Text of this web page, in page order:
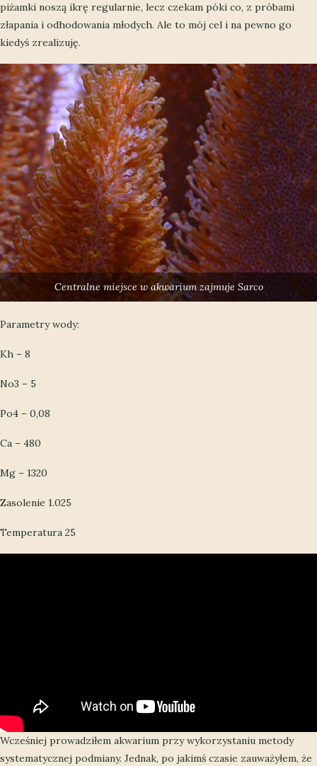
piżamki noszą ikrę regularnie, lecz czekam póki co, z próbami
złapania i odhodowania młodych. Ale to mój cel i na pewno go
kiedyś zrealizuję.
Centralne miejsce w akwarium zajmuje Sarco
Parametry wody:
Kh – 8
No3 – 5
Po4 – 0,08
Ca – 480
Mg – 1320
Zasolenie 1.025
Temperatura 25
Wcześniej prowadziłem akwarium przy wykorzystaniu metody
systematycznej podmiany. Jednak, po jakimś czasie zauważyłem, że